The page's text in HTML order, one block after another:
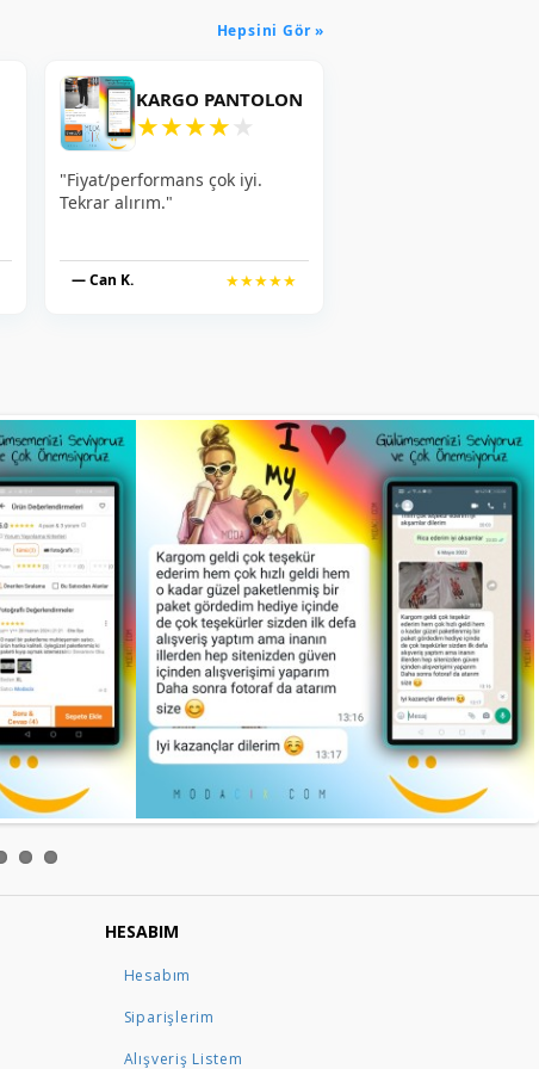
Hepsini Gör »
KARGO PANTOLON
★★★★ ★
"Fiyat/performans çok iyi.
Tekrar alırım."
— Can K. ★★★★★
HESABIM
Hesabım
Siparişlerim
Alışveriş Listem